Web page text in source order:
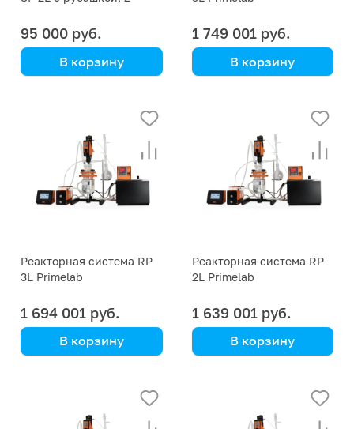
95 000 руб.
В корзину
1 749 001 руб.
В корзину
установка для синтеза,
исследований и
пилотных испытаний.
Реакторная система RP
3L Primelab
1 694 001 руб.
В корзину
комплект для синтеза
Реакторная система RP
2L Primelab
1 639 001 руб.
В корзину
реакторная система